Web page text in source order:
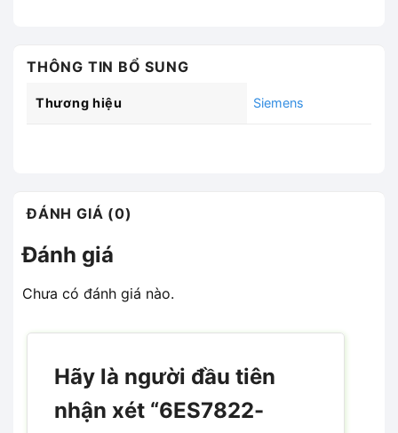
THÔNG TIN BỔ SUNG
Thương hiệu Siemens
ĐÁNH GIÁ (0)
Đánh giá
Chưa có đánh giá nào.
Hãy là người đầu tiên
nhận xét “6ES7822-